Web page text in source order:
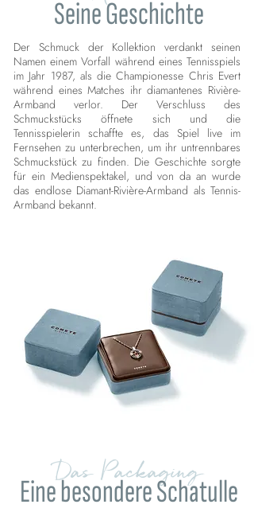
Seine Geschichte
Der Schmuck der Kollektion verdankt seinen
Namen einem Vorfall während eines Tennisspiels
im Jahr 1987, als die Championesse Chris Evert
während eines Matches ihr diamantenes Rivière-
Armband verlor. Der Verschluss des
Schmuckstücks öffnete sich und die
Tennisspielerin schaffte es, das Spiel live im
Fernsehen zu unterbrechen, um ihr untrennbares
Schmuckstück zu finden. Die Geschichte sorgte
für ein Medienspektakel, und von da an wurde
das endlose Diamant-Rivière-Armband als Tennis-
Armband bekannt.
Das Packaging
Eine besondere Schatulle